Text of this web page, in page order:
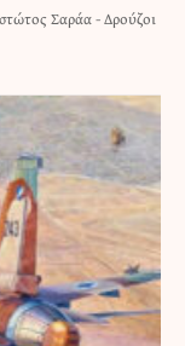
Σαράα - Δρούζοι